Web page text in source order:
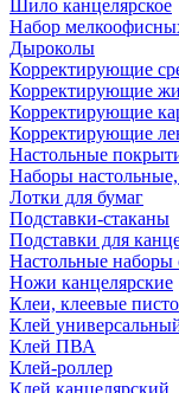
Шило канцелярское
Набор
Дыроколы
Корректирующие
Корректирующие
Корректирующие
Корректирующие
Настольные
Наборы
Лотки для бумаг
Подставки-стаканы
Подставки для
Настольные наборы
Ножи канцелярские
Клеи, клеевые
Клей
Клей ПВА
Клей-роллер
Клей канцелярский